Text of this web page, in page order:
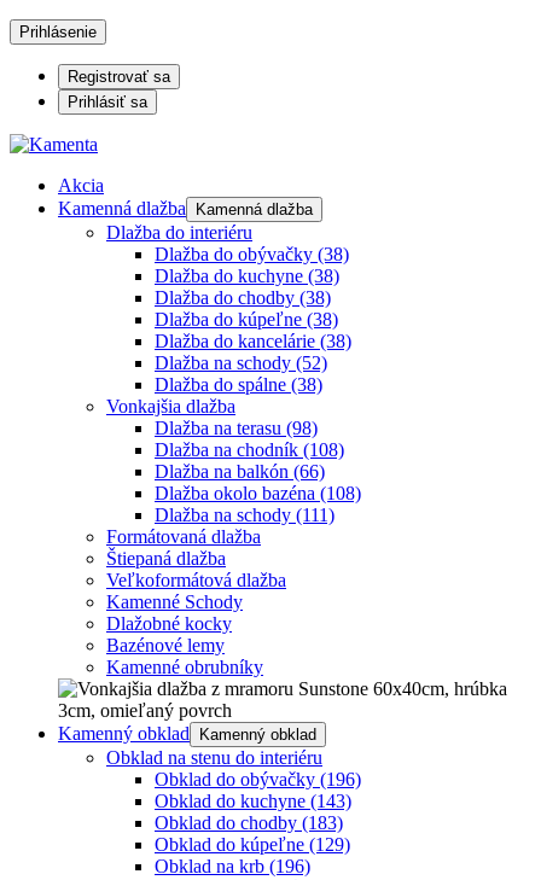
Prihlásenie
Registrovať sa
Prihlásiť sa
Akcia
Kamenná dlažba
Kamenná dlažba
Dlažba do interiéru
Dlažba do obývačky (38)
Dlažba do kuchyne (38)
Dlažba do chodby (38)
Dlažba do kúpeľne (38)
Dlažba do kancelárie (38)
Dlažba na schody (52)
Dlažba do spálne (38)
Vonkajšia dlažba
Dlažba na terasu (98)
Dlažba na chodník (108)
Dlažba na balkón (66)
Dlažba okolo bazéna (108)
Dlažba na schody (111)
Formátovaná dlažba
Štiepaná dlažba
Veľkoformátová dlažba
Kamenné Schody
Dlažobné kocky
Bazénové lemy
Kamenné obrubníky
Kamenný obklad Kamenný obklad
Obklad na stenu do interiéru
Obklad do obývačky (196)
Obklad do kuchyne (143)
Obklad do chodby (183)
Obklad do kúpeľne (129)
Obklad na krb (196)